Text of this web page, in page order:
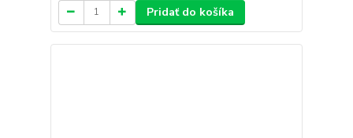
Pridať do košíka